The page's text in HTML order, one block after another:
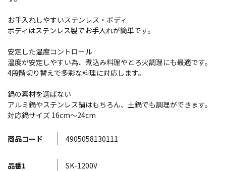
商品コード 4905058130111
品番1 SK-1200V
お手入れしやすいステンレス・ボディ
ボディはステンレス製でお手入れが簡単です。
安定した温度コントロール
温度が安定しやすい為、煮込み料理やとろ火調理にも最適です。
4段階切り替えで多彩な料理に対応します。
鍋の素材を選ばない
アルミ鍋やステンレス鍋はもちろん、土鍋でも調理ができます。
対応鍋サイズ 16cm～24cm